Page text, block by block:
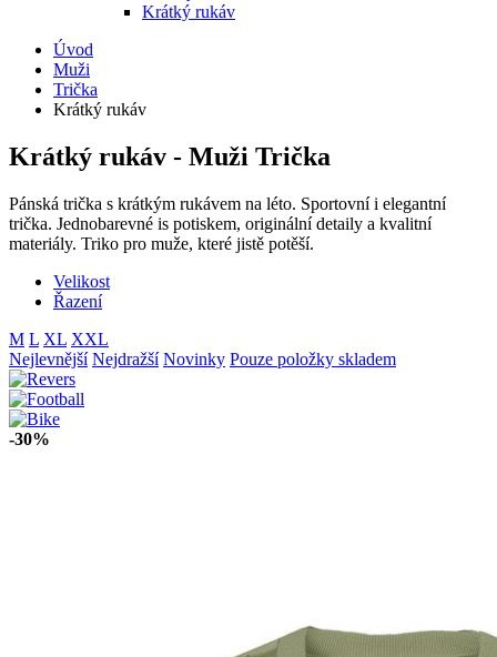
Krátký rukáv
Úvod
Muži
Trička
Krátký rukáv
Krátký rukáv - Muži Trička
Pánská trička s krátkým rukávem na léto. Sportovní i elegantní
trička. Jednobarevné is potiskem, originální detaily a kvalitní
materiály. Triko pro muže, které jistě potěší.
Velikost
Řazení
M L XL XXL
Nejlevnější Nejdražší Novinky Pouze položky skladem
-30%